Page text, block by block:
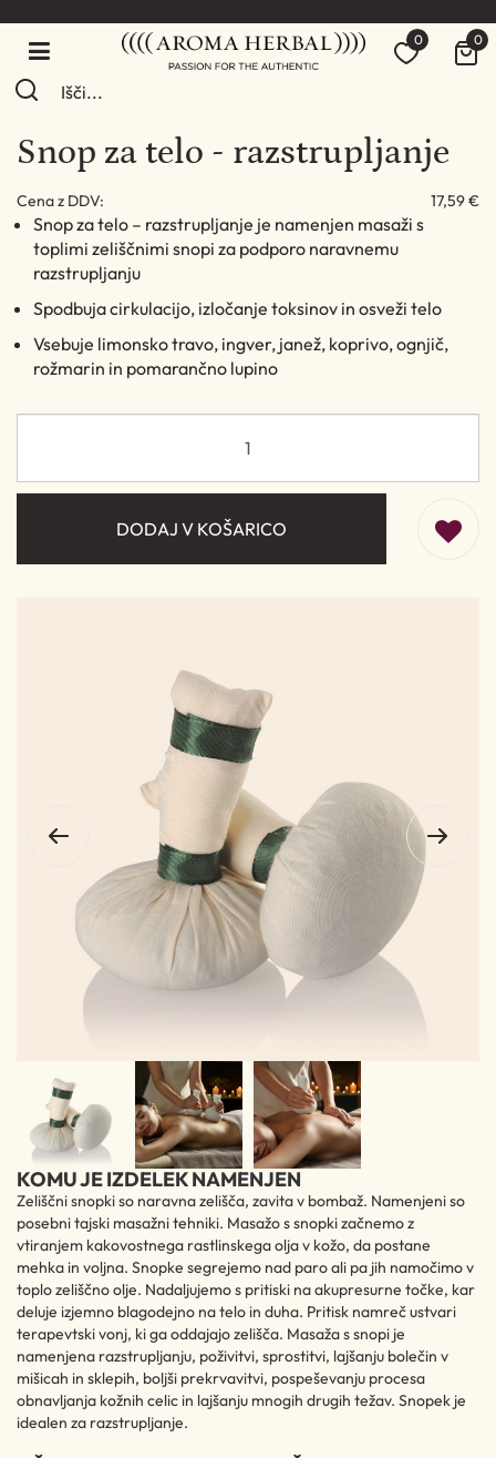
0 0
KOMU JE IZDELEK NAMENJEN
Zeliščni snopki so naravna zelišča, zavita v bombaž. Namenjeni so
posebni tajski masažni tehniki. Masažo s snopki začnemo z
vtiranjem kakovostnega rastlinskega olja v kožo, da postane
mehka in voljna. Snopke segrejemo nad paro ali pa jih namočimo v
toplo zeliščno olje. Nadaljujemo s pritiski na akupresurne točke, kar
deluje izjemno blagodejno na telo in duha. Pritisk namreč ustvari
terapevtski vonj, ki ga oddajajo zelišča. Masaža s snopi je
namenjena razstrupljanju, poživitvi, sprostitvi, lajšanju bolečin v
mišicah in sklepih, boljši prekrvavitvi, pospeševanju procesa
obnavljanja kožnih celic in lajšanju mnogih drugih težav. Snopek je
idealen za razstrupljanje.
Snop za telo - razstrupljanje
Cena z DDV: 17,59 €
Snop za telo – razstrupljanje je namenjen masaži s
toplimi zeliščnimi snopi za podporo naravnemu
razstrupljanju
Spodbuja cirkulacijo, izločanje toksinov in osveži telo
Vsebuje limonsko travo, ingver, janež, koprivo, ognjič,
rožmarin in pomarančno lupino
DODAJ V KOŠARICO